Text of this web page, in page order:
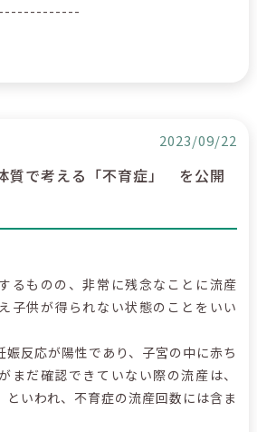
2023/09/22
で考える「不育症」 を公開
るものの、非常に残念なことに流産
子供が得られない状態のことをいい
娠反応が陽性であり、子宮の中に赤ち
まだ確認できていない際の流産は、
いわれ、不育症の流産回数には含ま